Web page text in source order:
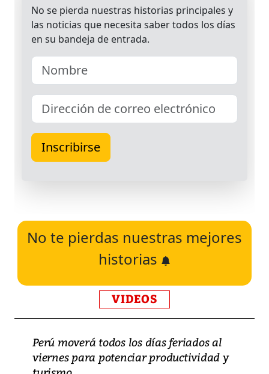
No te pierdas nuestras mejores
historias
VIDEOS
Perú moverá todos los días feriados al
viernes para potenciar productividad y